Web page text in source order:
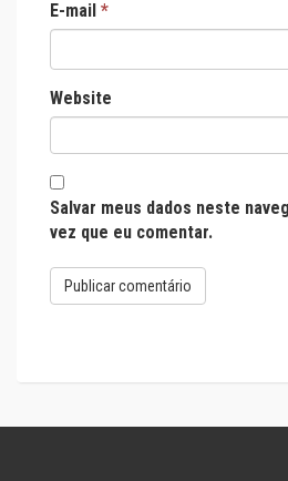
E-mail *
Website
Salvar meus dados neste
vez que eu comentar.